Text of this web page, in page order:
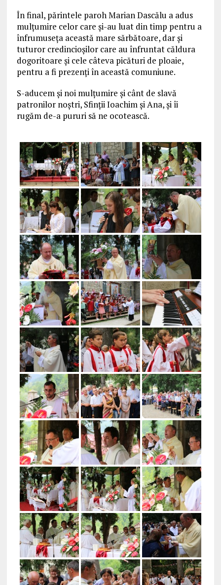
În final, părintele paroh Marian Dascălu a adus
mulțumire celor care și-au luat din timp pentru a
înfrumuseța această mare sărbătoare, dar și
tuturor credincioșilor care au înfruntat căldura
dogoritoare și cele câteva picături de ploaie,
pentru a fi prezenți în această comuniune.
S-aducem și noi mulțumire și cânt de slavă
patronilor noștri, Sfinții Ioachim și Ana, și îi
rugăm de-a pururi să ne ocotească.